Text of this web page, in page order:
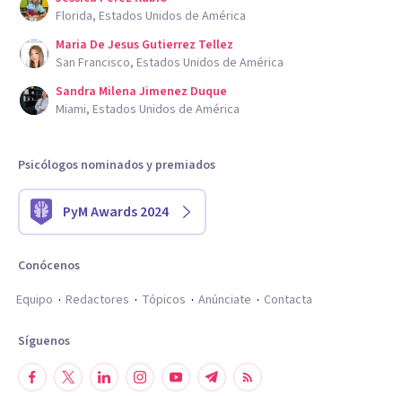
Florida, Estados Unidos de América
Maria De Jesus Gutierrez Tellez
San Francisco, Estados Unidos de América
Sandra Milena Jimenez Duque
Miami, Estados Unidos de América
Psicólogos nominados y premiados
PyM Awards 2024
Conócenos
Equipo
Redactores Tópicos Anúnciate Contacta
Síguenos